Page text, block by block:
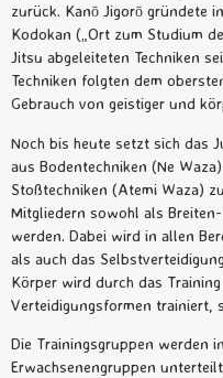
zurück. Kanō Jigorō gründete
Kodokan („Ort zum Studium
Jitsu abgeleiteten Techniken
Techniken folgten dem
Gebrauch von geistiger und
Noch bis heute setzt sich das
aus Bodentechniken (Ne
Stoßtechniken (Atemi Waza)
Mitgliedern sowohl als
werden. Dabei wird in allen
als auch das
Körper wird durch das
Verteidigungsformen trainiert,
Die Trainingsgruppen werden
Erwachsenengruppen